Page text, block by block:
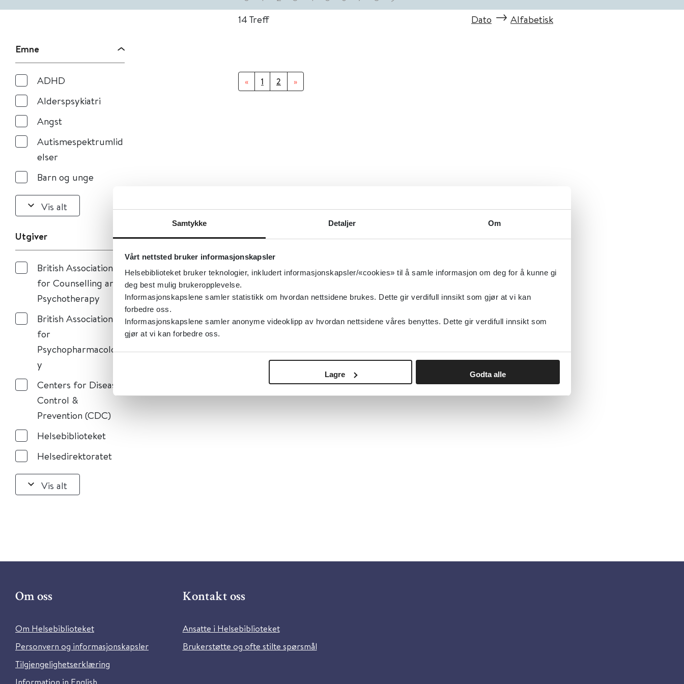
Samtykke Detaljer Om
Vårt nettsted bruker informasjonskapsler
Helsebiblioteket bruker teknologier, inkludert informasjonskapsler/«cookies» til å samle informasjon om deg for å kunne gi
deg best mulig brukeropplevelse.
Informasjonskapslene samler statistikk om hvordan nettsidene brukes. Dette gir verdifull innsikt som gjør at vi kan
forbedre oss.
Informasjonskapslene samler anonyme videoklipp av hvordan nettsidene våres benyttes. Dette gir verdifull innsikt som
gjør at vi kan forbedre oss.
Lagre Godta alle
Emne
ADHD
Alderspsykiatri
Angst
Autismespektrumlid
elser
Barn og unge
Vis alt
Utgiver
British Association
for Counselling and
Psychotherapy
British Association
for
Psychopharmacolog
y
Centers for Disease
Control &
Prevention (CDC)
Helsebiblioteket
Helsedirektoratet
Vis alt
14 Treff Dato Alfabetisk
« 1 2 »
Om oss
Om Helsebiblioteket
Personvern og informasjonskapsler
Tilgjengelighetserklæring
Kontakt oss
Ansatte i Helsebiblioteket
Brukerstøtte og ofte stilte spørsmål